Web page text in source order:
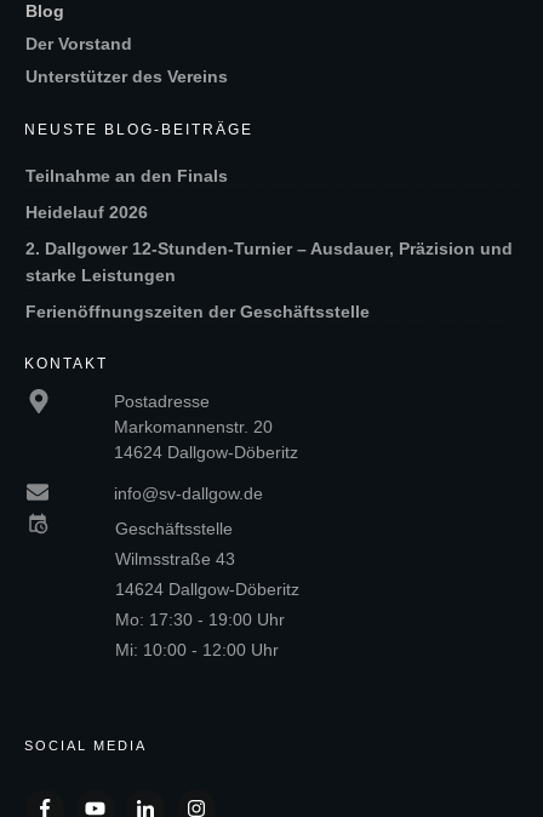
Blog
Der Vorstand
Unterstützer des Vereins
NEUSTE BLOG-BEITRÄGE
Teilnahme an den Finals
Heidelauf 2026
2. Dallgower 12-Stunden-Turnier – Ausdauer, Präzision und
starke Leistungen
Ferienöffnungszeiten der Geschäftsstelle
KONTAKT
Postadresse
Markomannenstr. 20
14624 Dallgow-Döberitz
info@sv-dallgow.de
Geschäftsstelle
Wilmsstraße 43
14624 Dallgow-Döberitz
Mo: 17:30 - 19:00 Uhr
Mi: 10:00 - 12:00 Uhr
SOCIAL MEDIA